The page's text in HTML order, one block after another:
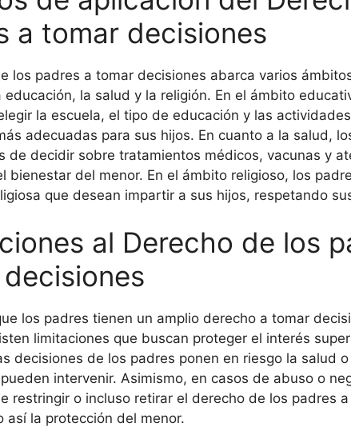
a tomar decisiones
los padres a tomar decisiones abarca varios
educación, la salud y la religión. En el ámbito
la escuela, el tipo de educación y las
adecuadas para sus hijos. En cuanto a la salud,
de decidir sobre tratamientos médicos, vacunas y
bienestar del menor. En el ámbito religioso, los
que desean impartir a sus hijos, respetando
al Derecho de los
los padres tienen un amplio derecho a tomar
limitaciones que buscan proteger el interés
decisiones de los padres ponen en riesgo la salud
intervenir. Asimismo, en casos de abuso o
restringir o incluso retirar el derecho de los padres
así la protección del menor.